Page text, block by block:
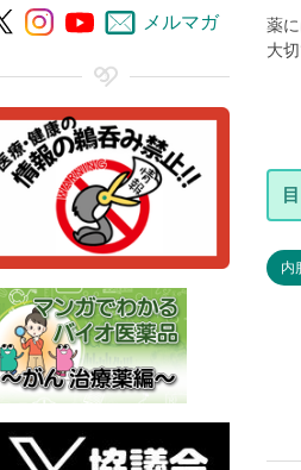
メルマガ
薬
大
内